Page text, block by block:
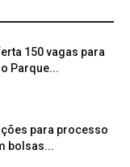
150 vagas para
Parque...
para processo
bolsas...